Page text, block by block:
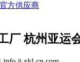
方供应商
厂 杭州亚运